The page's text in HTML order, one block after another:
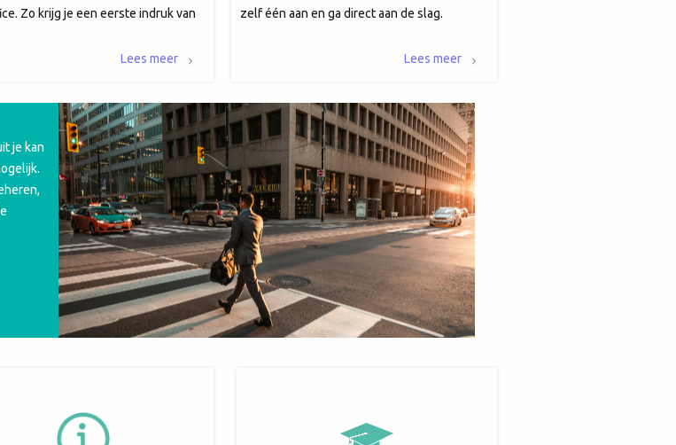
Zo krijg je een eerste indruk van
Lees meer
zelf één aan en ga direct aan de slag.
zodat je zelf kunt experimenteren.Lees meer
je kan